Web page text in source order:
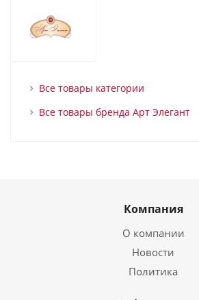
Все товары категории
Все товары бренда Арт Элегант
Компания
О компании
Новости
Политика